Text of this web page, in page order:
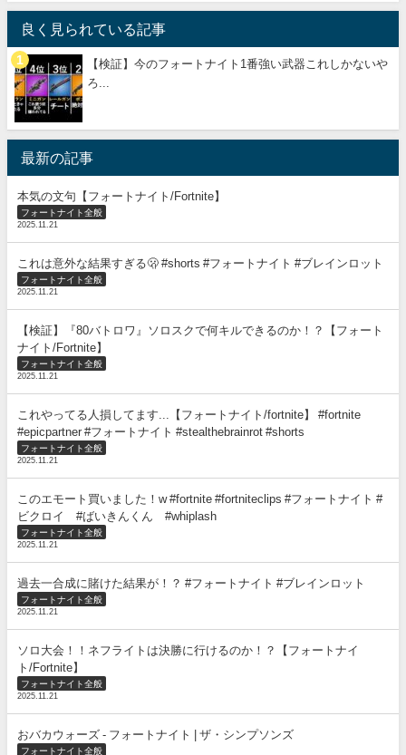
良く見られている記事
【検証】今のフォートナイト1番強い武器これしかないや
ろ...
最新の記事
本気の文句【フォートナイト/Fortnite】
フォートナイト全般
2025.11.21
これは意外な結果すぎる🫢 #shorts #フォートナイト #ブレインロット
フォートナイト全般
2025.11.21
【検証】『80バトロワ』ソロスクで何キルできるのか！？【フォート
ナイト/Fortnite】
フォートナイト全般
2025.11.21
これやってる人損してます...【フォートナイト/fortnite】 #fortnite
#epicpartner #フォートナイト #stealthebrainrot #shorts
フォートナイト全般
2025.11.21
このエモート買いました！w #fortnite #fortniteclips #フォートナイト #
ビクロイ #ばいきんくん #whiplash
フォートナイト全般
2025.11.21
過去一合成に賭けた結果が！？ #フォートナイト #ブレインロット
フォートナイト全般
2025.11.21
ソロ大会！！ネフライトは決勝に行けるのか！？【フォートナイ
ト/Fortnite】
フォートナイト全般
2025.11.21
おバカウォーズ - フォートナイト | ザ・シンプソンズ
フォートナイト全般